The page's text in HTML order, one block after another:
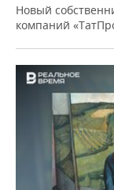
Новый
компаний